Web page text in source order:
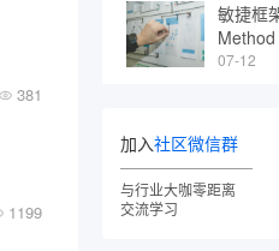
381
1199
敏捷框
族）
07-12
加入社区微信群
与行业大咖零距离
交流学习